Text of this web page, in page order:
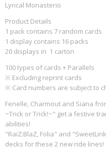
Lyrical Monasterio
Product Details
1 pack contains 7 random cards
1 display contains 16 packs
20 displays in 1 carton
100 types of cards + Parallels
※ Excluding reprint cards
※ Card numbers are subject to
Fenelle, Charmout and Siana
~Trick or Trick!~" get a festive
abilities!
"RaiZ:BlaZ, Folia" and
decks for these 2 new ride lines!